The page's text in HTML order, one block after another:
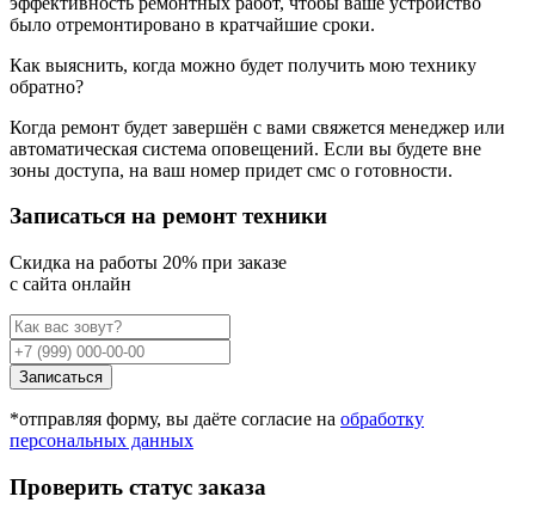
было отремонтировано в кратчайшие сроки.
Как выяснить, когда можно будет получить мою технику
обратно?
Когда ремонт будет завершён с вами свяжется менеджер или
автоматическая система оповещений. Если вы будете вне
зоны доступа, на ваш номер придет смс о готовности.
Записаться на ремонт техники
Cкидка на работы 20% при заказе
с сайта онлайн
Записаться
*отправляя форму, вы даёте согласие на обработку
персональных данных
Проверить статус заказа